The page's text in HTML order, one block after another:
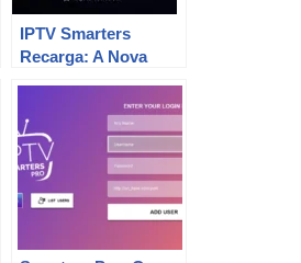
IPTV Smarters
Recarga: A Nova